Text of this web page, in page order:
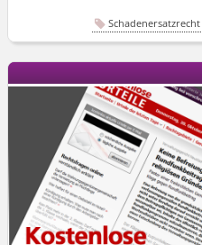
Schadenersatzrecht